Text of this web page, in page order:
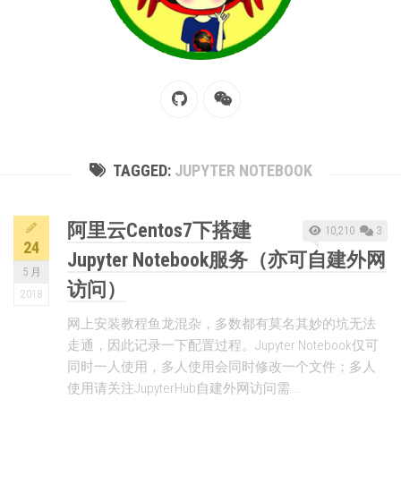
TAGGED: JUPYTER NOTEBOOK
24
5 月
2018
10,210 3
阿里云Centos7下搭建
Jupyter Notebook服务（亦可自建外网
访问）
网上安装教程鱼龙混杂，多数都有莫名其妙的坑无法
走通，因此记录一下配置过程。Jupyter Notebook仅可
同时一人使用，多人使用会同时修改一个文件；多人
使用请关注JupyterHub自建外网访问需...